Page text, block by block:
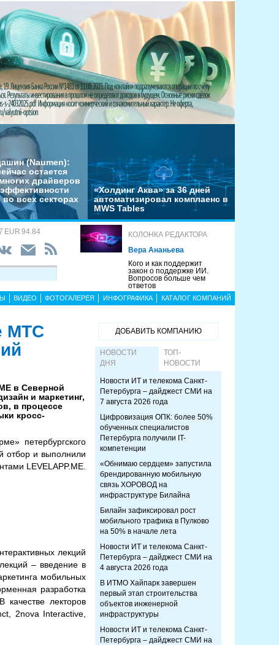
(Naumen):
остается
драйверов
во всех секторах
«Холдинг Аква» за 36 дней
автоматизировал комплаенс в
MWS Tables
EUR 94.84
КОЛОНКА РЕДАКТОРА
Вера Ананьева
Кого и как поддержит
закон о поддержке ИИ.
Вопросов больше чем
ответов
ВИДЕО ФОТОГАЛЕРЕЯ ИНФОГРАФИКА КАТАЛОГ КОМПАНИЙ
МТС
в Северной
и маркетинг,
в процессе
кросс-
петербургского
отбор и выполнили
LEVELAPP.ME.
лекций
– введение в
мобильных
разработка
лекторов
2nova Interactive,
ДОБАВИТЬ КОМПАНИЮ
НОВОСТИ
ДНЯ
ТОП-
НОВОСТИ
Новости ИТ и телекома Санкт-
Петербурга – дайджест СМИ на
7 августа 2026 года
Цифровизация ОПК: более 50%
обученных специалистов
Петербурга получили IT-
компетенции
«Обнимаю сердцем» запустила
брендированную мобильную
связь ХОРОВОД на
инфраструктуре Билайна
Билайн зафиксировал рост
мобильного трафика в Пулково
на 50% в начале лета
Новости ИТ и телекома Санкт-
Петербурга – дайджест СМИ на
4 августа 2026 года
В ИТМО Хайпарк завершен
первый этап строительства
объектов инженерной
инфраструктуры
Новости ИТ и телекома Санкт-
Петербурга – дайджест СМИ на